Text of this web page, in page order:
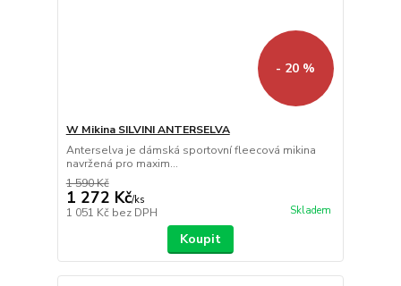
- 20 %
W Mikina SILVINI ANTERSELVA
Anterselva je dámská sportovní fleecová mikina
navržená pro maxim...
1 590 Kč
1 272 Kč/ks
1 051 Kč bez DPH Skladem
Koupit